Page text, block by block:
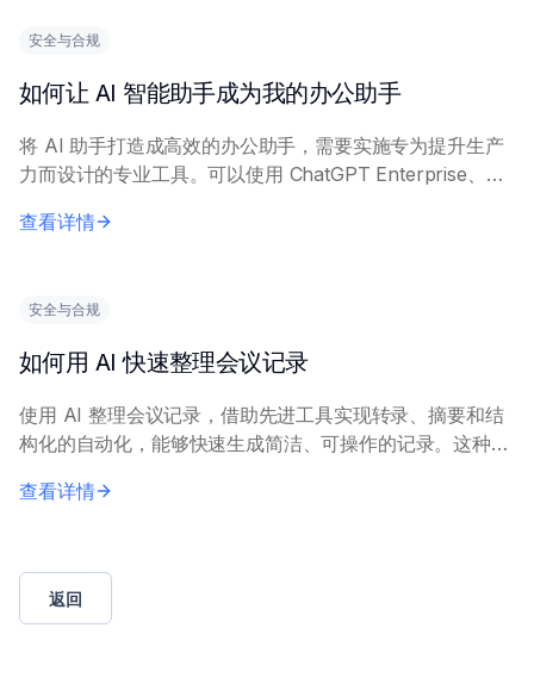
安全与合规
如何让 AI 智能助手成为我的办公助手
将 AI 助手打造成高效的办公助手，需要实施专为提升生产
力而设计的专业工具。可以使用 ChatGPT Enterprise、
来...
查看详情
安全与合规
如何用 AI 快速整理会议记录
使用 AI 整理会议记录，借助先进工具实现转录、摘要和结
构化的自动化，能够快速生成简洁、可操作的记录。这种方
理包括：使用语音转文字 AI 进行准确...
查看详情
返回